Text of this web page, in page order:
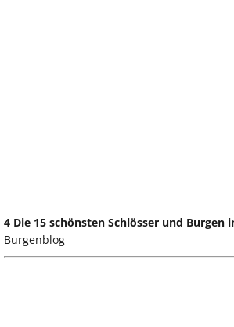
4 Die 15 schönsten Schlösser und Burgen
Burgenblog